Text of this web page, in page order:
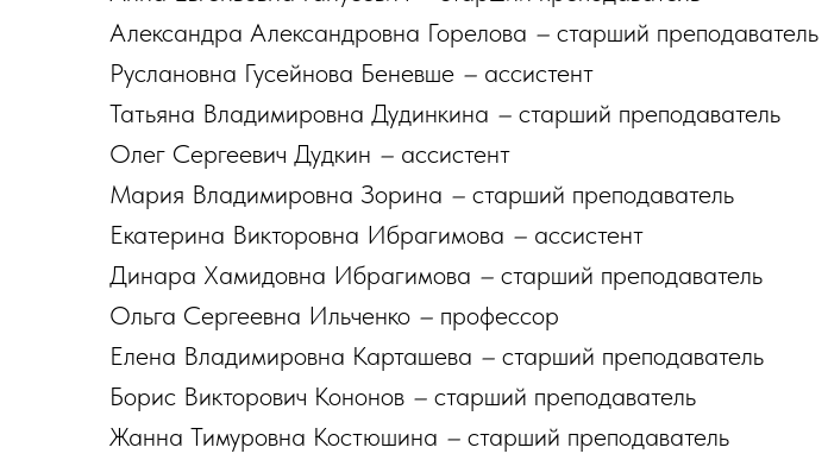
Александра Александровна Горелова – старший преподаватель
Руслановна Гусейнова Беневше – ассистент
Татьяна Владимировна Дудинкина – старший преподаватель
Олег Сергеевич Дудкин – ассистент
Мария Владимировна Зорина – старший преподаватель
Екатерина Викторовна Ибрагимова – ассистент
Динара Хамидовна Ибрагимова – старший преподаватель
Ольга Сергеевна Ильченко – профессор
Елена Владимировна Карташева – старший преподаватель
Борис Викторович Кононов – старший преподаватель
Жанна Тимуровна Костюшина – старший преподаватель